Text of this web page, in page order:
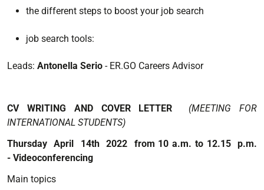
the different steps to boost your job search
job search tools:
Leads: Antonella Serio - ER.GO Careers Advisor
CV WRITING AND COVER LETTER
(MEETING FOR
INTERNATIONAL STUDENTS)
Thursday April 14th 2022 from 10 a.m. to 12.15 p.m.
- Videoconferencing
Main topics